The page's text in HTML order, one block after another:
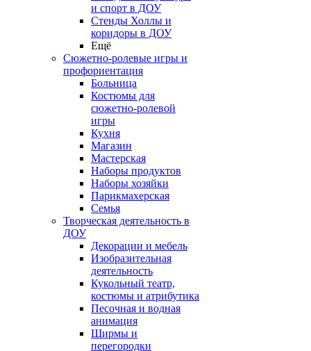
и спорт в ДОУ
Стенды Холлы и
коридоры в ДОУ
Ещё
Сюжетно-ролевые игры и
профориентация
Больница
Костюмы для
сюжетно-ролевой
игры
Кухня
Магазин
Мастерская
Наборы продуктов
Наборы хозяйки
Парикмахерская
Семья
Творческая деятельность в
ДОУ
Декорации и мебель
Изобразительная
деятельность
Кукольный театр,
костюмы и атрибутика
Песочная и водная
анимация
Ширмы и
перегородки